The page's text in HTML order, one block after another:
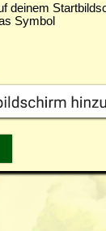
deinem
Symbol